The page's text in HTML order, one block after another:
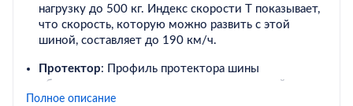
нагрузку до 500 кг. Индекс скорости T показывает,
что скорость, которую можно развить с этой
шиной, составляет до 190 км/ч.
Протектор: Профиль протектора шины
обеспечивает хорошее сцепление с дорогой,
которое делает ее устойчивой и надежной даже на
Полное описание